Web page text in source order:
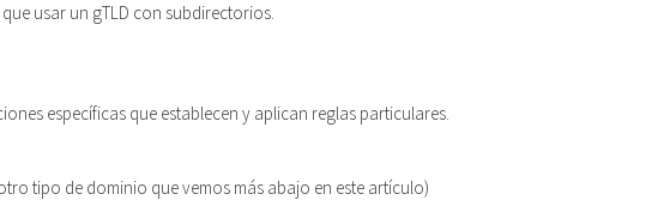
usar un gTLD con subdirectorios.
específicas que establecen y aplican reglas particulares.
tipo de dominio que vemos más abajo en este artículo)